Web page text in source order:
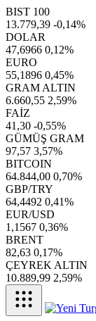
BIST 100
13.779,39 -0,14%
DOLAR
47,6966 0,12%
EURO
55,1896 0,45%
GRAM ALTIN
6.660,55 2,59%
FAİZ
41,30 -0,55%
GÜMÜŞ GRAM
97,57 3,57%
BITCOIN
64.844,00 0,70%
GBP/TRY
64,4492 0,41%
EUR/USD
1,1567 0,36%
BRENT
82,63 0,17%
ÇEYREK ALTIN
10.889,99 2,59%